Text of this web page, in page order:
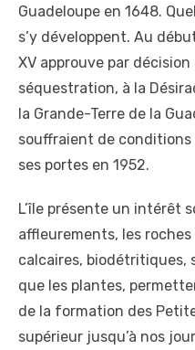
Guadeloupe en 1648.
s’y développent. Au
XV approuve par
séquestration, à la
la Grande-Terre de la
souffraient de conditions
ses portes en 1952.
L’île présente un intérêt
affleurements, les
calcaires, biodétritiques,
que les plantes,
de la formation des
supérieur jusqu’à nos